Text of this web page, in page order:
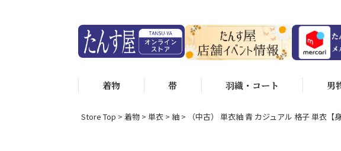
着物 帯 羽織・コート 男
Store Top 着物 単衣 紬 （中古） 単衣紬 青 カジュアル 格子 単衣